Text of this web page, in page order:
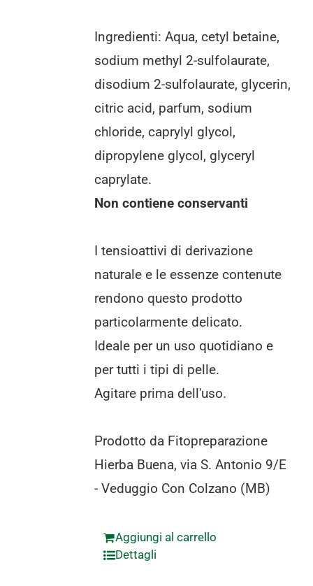
Ingredienti: Aqua, cetyl betaine,
sodium methyl 2-sulfolaurate,
disodium 2-sulfolaurate, glycerin,
citric acid, parfum, sodium
chloride, caprylyl glycol,
dipropylene glycol, glyceryl
caprylate.
Non contiene conservanti
I tensioattivi di derivazione
naturale e le essenze contenute
rendono questo prodotto
particolarmente delicato.
Ideale per un uso quotidiano e
per tutti i tipi di pelle.
Agitare prima dell'uso.
Prodotto da Fitopreparazione
Hierba Buena, via S. Antonio 9/E
- Veduggio Con Colzano (MB)
Aggiungi al carrello
Dettagli